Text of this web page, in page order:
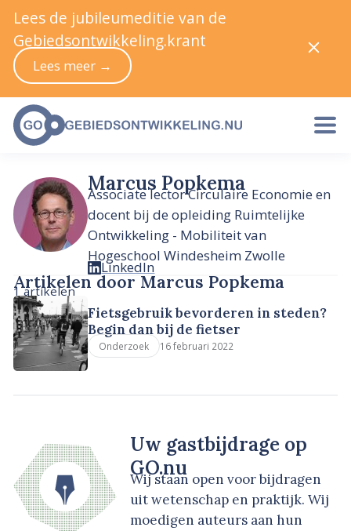
Marcus Popkema
Associate lector Circulaire Economie en
docent bij de opleiding Ruimtelijke
Ontwikkeling - Mobiliteit van
Hogeschool Windesheim Zwolle
LinkedIn
Artikelen door Marcus Popkema
1 artikelen
Fietsgebruik bevorderen in steden?
Begin dan bij de fietser
Onderzoek 16 februari 2022
Uw gastbijdrage op
GO.nu
Wij staan open voor bijdragen
uit wetenschap en praktijk. Wij
moedigen auteurs aan hun
Lees de jubileumeditie van de
Gebiedsontwikkeling.krant
Lees meer →